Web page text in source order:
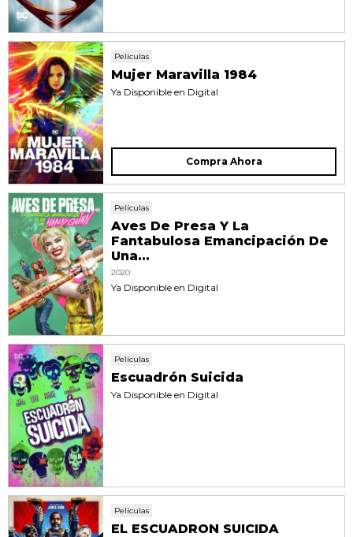
Películas
Mujer Maravilla 1984
Ya Disponible en Digital
Compra Ahora
Películas
Aves De Presa Y La
Fantabulosa Emancipación De
Una...
2020
Ya Disponible en Digital
Películas
Escuadrón Suicida
Ya Disponible en Digital
Películas
EL ESCUADRON SUICIDA